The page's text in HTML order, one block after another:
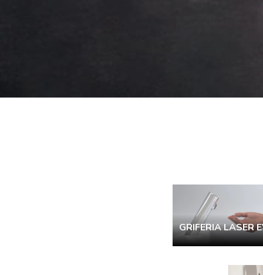
GRIFERIA LASER